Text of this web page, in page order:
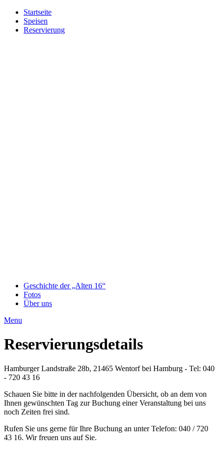
Startseite
Speisen
Reservierung
Geschichte der „Alten 16“
Fotos
Über uns
Menu
Reservierungsdetails
Hamburger Landstraße 28b, 21465 Wentorf bei Hamburg - Tel: 040
- 720 43 16
Schauen Sie bitte in der nachfolgenden Übersicht, ob an dem von
Ihnen gewünschten Tag zur Buchung einer Veranstaltung bei uns
noch Zeiten frei sind.
Rufen Sie uns gerne für Ihre Buchung an unter Telefon: 040 / 720
43 16. Wir freuen uns auf Sie.